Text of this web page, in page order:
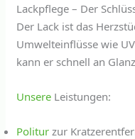
Lackpflege – Der
Der Lack ist das
Umwelteinflüsse wie
kann er schnell an
Unsere Leistungen:
Politur zur